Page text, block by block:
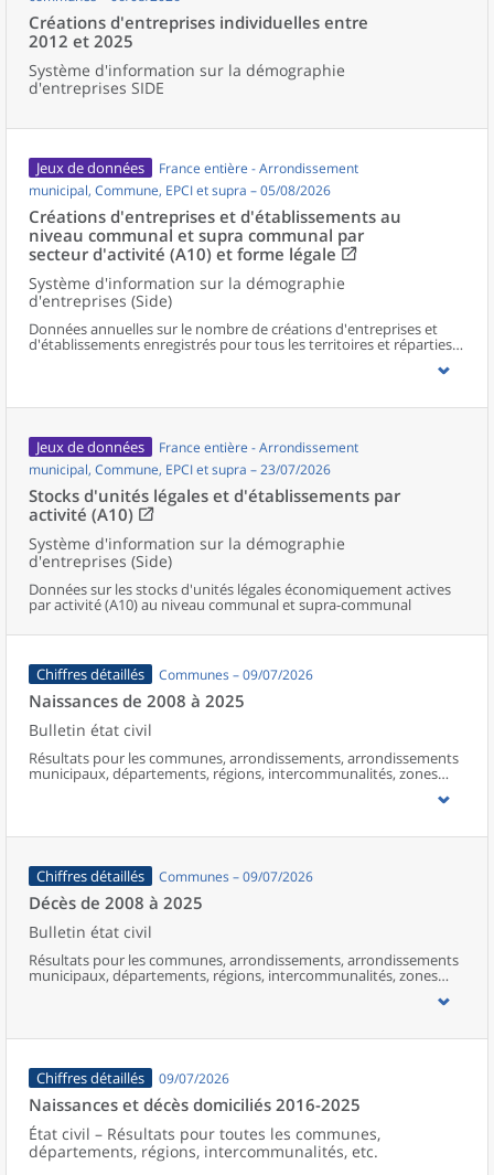
Créations d'entreprises individuelles entre
2012 et 2025
Système d'information sur la démographie
d'entreprises SIDE
Jeux de données
France entière - Arrondissement
municipal, Commune, EPCI et supra – 05/08/2026
Créations d'entreprises et d'établissements au
niveau communal et supra communal par
secteur d'activité (A10) et forme légale
Système d'information sur la démographie
d'entreprises (Side)
Données annuelles sur le nombre de créations d'entreprises et
d'établissements enregistrés pour tous les territoires et réparties
selon le secteur d’activité et la forme légale.
Jeux de données
France entière - Arrondissement
municipal, Commune, EPCI et supra – 23/07/2026
Stocks d'unités légales et d'établissements par
activité (A10)
Système d'information sur la démographie
d'entreprises (Side)
Données sur les stocks d'unités légales économiquement actives
par activité (A10) au niveau communal et supra-communal
Chiffres détaillés Communes – 09/07/2026
Naissances de 2008 à 2025
Bulletin état civil
Résultats pour les communes, arrondissements, arrondissements
municipaux, départements, régions, intercommunalités, zones
d’emploi, bassins de vie, unités urbaines et aires d’attraction des
Chiffres détaillés Communes – 09/07/2026
Décès de 2008 à 2025
Bulletin état civil
Résultats pour les communes, arrondissements, arrondissements
municipaux, départements, régions, intercommunalités, zones
d’emploi, bassins de vie, unités urbaines et aires d’attraction des
Chiffres détaillés 09/07/2026
Naissances et décès domiciliés 2016-2025
État civil – Résultats pour toutes les communes,
départements, régions, intercommunalités, etc.